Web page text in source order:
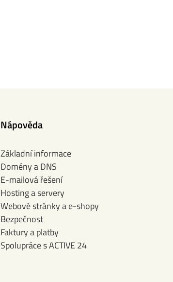
Nápověda
Základní informace
Domény a DNS
E-mailová řešení
Hosting a servery
Webové stránky a e-shopy
Bezpečnost
Faktury a platby
Spolupráce s ACTIVE 24